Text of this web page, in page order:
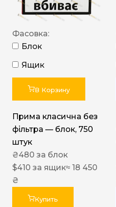
Фасовка:
Блок
Ящик
В Корзину
Прима класична без
фільтра — блок, 750
штук
₴480 за блок
$410 за ящик≈ 18 450
₴
Купить